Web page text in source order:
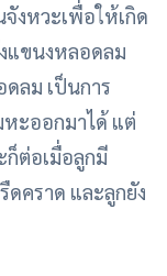
งหวะเพื่อให้เกิด
แขนงหลอดลม
ลม เป็นการ
หะออกมาได้ แต่
ก็ต่อเมื่อลูกมี
ดคราด และลูกยัง